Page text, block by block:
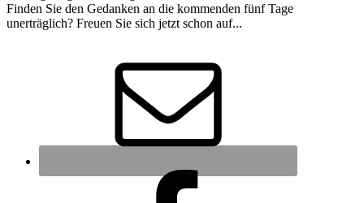
Finden Sie den Gedanken an die kommenden fünf Tage
unerträglich? Freuen Sie sich jetzt schon auf...